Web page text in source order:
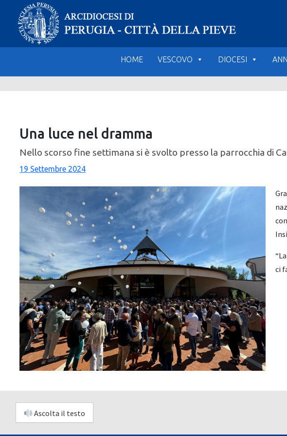
content
HOME VESCOVO DIOCESI
Una luce nel dramma
Nello scorso fine settimana si è svolto presso la parrocchia di
19 Settembre 2024
ci
Ascolta il testo